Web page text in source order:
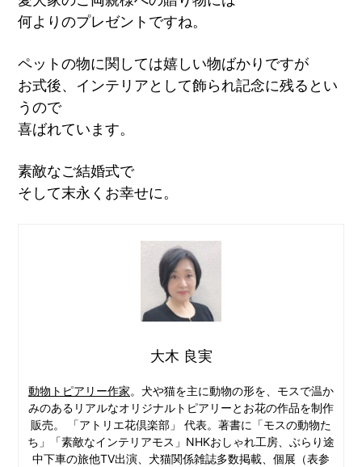
何よりのプレゼントですね。
ペットの物に関しては嬉しい物ばかりですが
お式後、インテリアとして飾られ記念に残るとい
うので
喜ばれています。
素敵なご結婚式で
そして末永くお幸せに。
大木 良実
動物トピアリー作家。犬や猫を主に動物の形を、モスで温か
みのあるリアルなオリジナルトピアリーとお花の作品を制作
販売。 「アトリエ花倶楽部」 代表。著書に「モスの動物た
ち」「素敵なインテリアモス」NHKおしゃれ工房、ぶらり途
中下車の旅他TV出演、犬猫関係雑誌多数掲載、個展（表参